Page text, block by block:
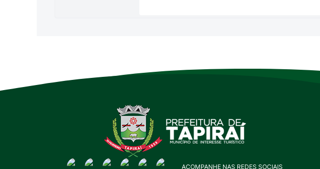
ACOMPANHE NAS REDES SOCIAIS